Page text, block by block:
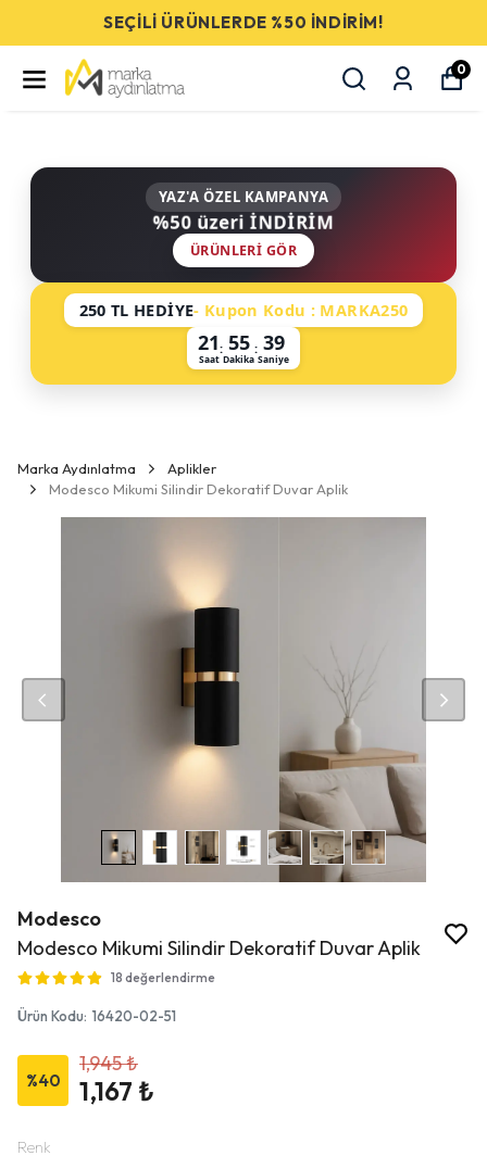
SEÇİLİ ÜRÜNLERDE %50 İNDİRİM!
0
YAZ'A ÖZEL KAMPANYA
%50 üzeri İNDİRİM
ÜRÜNLERI GÖR
250 TL HEDİYE- Kupon Kodu : MARKA250
21
Saat
: 55
Dakika
: 38
Saniye
Marka Aydınlatma
Aplikler
Modesco Mikumi Silindir Dekoratif Duvar Aplik
Modesco
Modesco Mikumi Silindir Dekoratif Duvar Aplik
18 değerlendirme
Ürün Kodu: 16420-02-51
%40
1,945 ₺
1,167 ₺
Renk